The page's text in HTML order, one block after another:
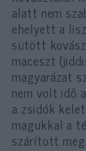
alatt nem
ehelyett a
sütött
maceszt
magyarázat
nem volt idő
a zsidók
magukkal a
szárított meg.